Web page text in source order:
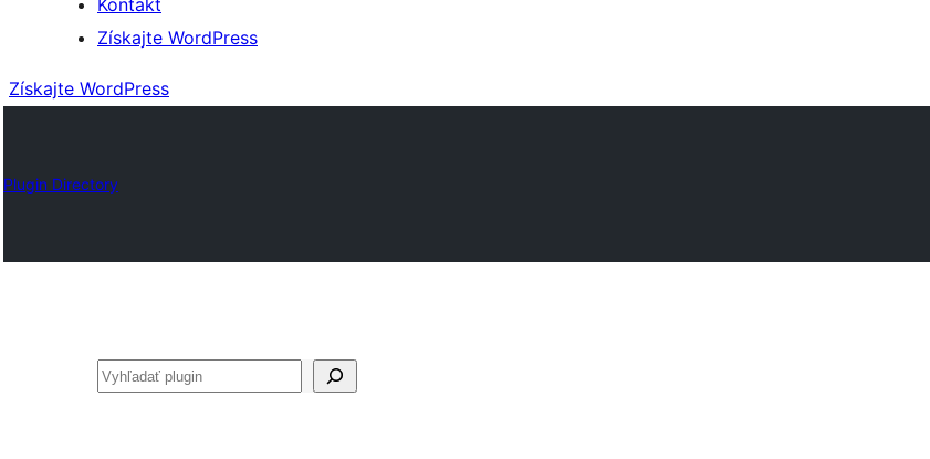
Kontakt
Získajte WordPress
Získajte WordPress
Plugin Directory
Hľadať